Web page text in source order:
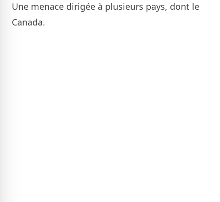
Une menace dirigée à plusieurs pays, dont le
Canada.